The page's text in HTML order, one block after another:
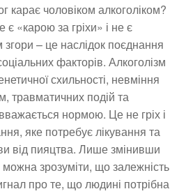
карає чоловіком алкоголіком?
«карою за гріхи» і не є
– це наслідок поєднання
факторів. Алкоголізм
схильності, невміння
травматичних подій та
нормою. Це не гріх і
яке потребує лікування та
від пияцтва. Лише змінивши
зрозуміти, що залежність
про те, що людині потрібна